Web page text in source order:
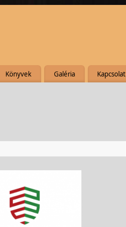
Könyvek Galéria Kapcsolat